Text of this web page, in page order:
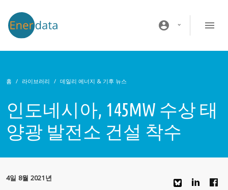
account_circle
홈 라이브러리 데일리 에너지 & 기후 뉴스
인도네시아, 145MW 수상 태
양광 발전소 건설 착수
4일 8월 2021년